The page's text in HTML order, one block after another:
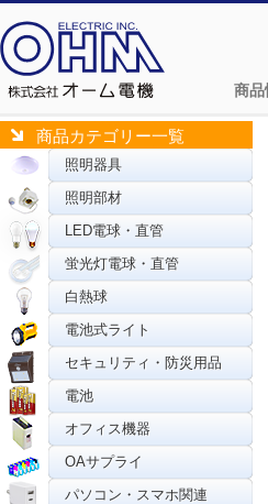
商品
商品カテゴリー一覧
照明器具
照明部材
LED電球・直管
蛍光灯電球・直管
白熱球
電池式ライト
セキュリティ・防災用品
電池
オフィス機器
OAサプライ
パソコン・スマホ関連